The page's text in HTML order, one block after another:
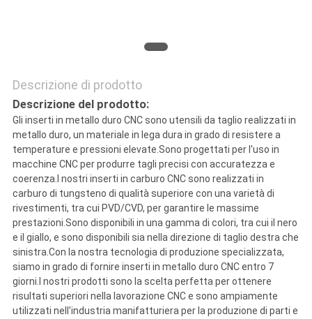
Descrizione di prodotto
Descrizione del prodotto:
Gli inserti in metallo duro CNC sono utensili da taglio realizzati in
metallo duro, un materiale in lega dura in grado di resistere a
temperature e pressioni elevate.Sono progettati per l'uso in
macchine CNC per produrre tagli precisi con accuratezza e
coerenza.I nostri inserti in carburo CNC sono realizzati in
carburo di tungsteno di qualità superiore con una varietà di
rivestimenti, tra cui PVD/CVD, per garantire le massime
prestazioni.Sono disponibili in una gamma di colori, tra cui il nero
e il giallo, e sono disponibili sia nella direzione di taglio destra che
sinistra.Con la nostra tecnologia di produzione specializzata,
siamo in grado di fornire inserti in metallo duro CNC entro 7
giorni.I nostri prodotti sono la scelta perfetta per ottenere
risultati superiori nella lavorazione CNC e sono ampiamente
utilizzati nell'industria manifatturiera per la produzione di parti e